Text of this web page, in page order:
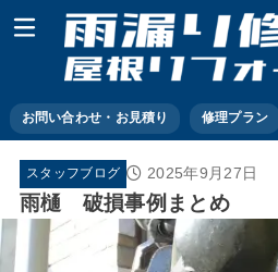
お問い合わせ・お見積り 修理プラン
スタッフブログ 2025年9月27日
雨樋 破損事例まとめ